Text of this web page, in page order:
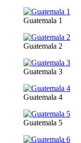
Guatemala 1
Guatemala 2
Guatemala 3
Guatemala 4
Guatemala 5